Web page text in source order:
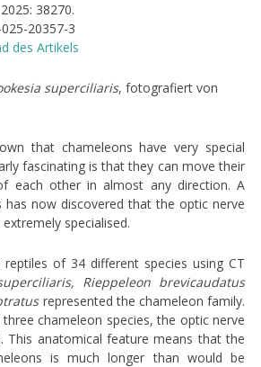
38270.
20357-3
des Artikels
superciliaris, fotografiert von
that chameleons have very special
fascinating is that they can move their
each other in almost any direction. A
has now discovered that the optic nerve
specialised.
reptiles of 34 different species using CT
Rieppeleon brevicaudatus
represented the chameleon family.
chameleon species, the optic nerve
This anatomical feature means that the
is much longer than would be